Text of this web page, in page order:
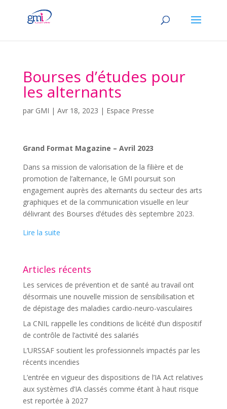
Bourses d’études pour
les alternants
par GMI | Avr 18, 2023 | Espace Presse
Grand Format Magazine – Avril 2023
Dans sa mission de valorisation de la filière et de
promotion de l’alternance, le GMI poursuit son
engagement auprès des alternants du secteur des arts
graphiques et de la communication visuelle en leur
délivrant des Bourses d’études dès septembre 2023.
Lire la suite
Articles récents
Les services de prévention et de santé au travail ont
désormais une nouvelle mission de sensibilisation et
de dépistage des maladies cardio-neuro-vasculaires
La CNIL rappelle les conditions de licéité d’un dispositif
de contrôle de l’activité des salariés
L’URSSAF soutient les professionnels impactés par les
récents incendies
L’entrée en vigueur des dispositions de l’IA Act relatives
aux systèmes d’IA classés comme étant à haut risque
est reportée à 2027